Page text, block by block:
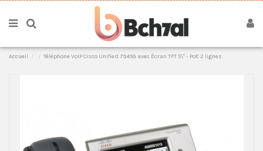
Accueil Téléphone VoIP Cisco Unified 7945G avec Écran TFT 5\" - PoE 2 lignes